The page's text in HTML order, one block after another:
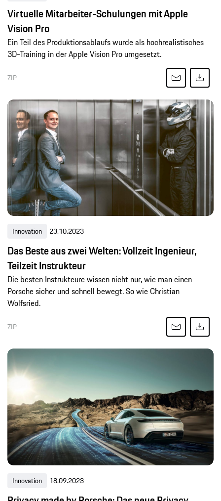
Virtuelle Mitarbeiter-Schulungen mit Apple
Vision Pro
Ein Teil des Produktionsablaufs wurde als hochrealistisches
3D-Training in der Apple Vision Pro umgesetzt.
ZIP
Innovation 23.10.2023
Das Beste aus zwei Welten: Vollzeit Ingenieur,
Teilzeit Instrukteur
Die besten Instrukteure wissen nicht nur, wie man einen
Porsche sicher und schnell bewegt. So wie Christian
Wolfsried.
ZIP
Innovation 18.09.2023